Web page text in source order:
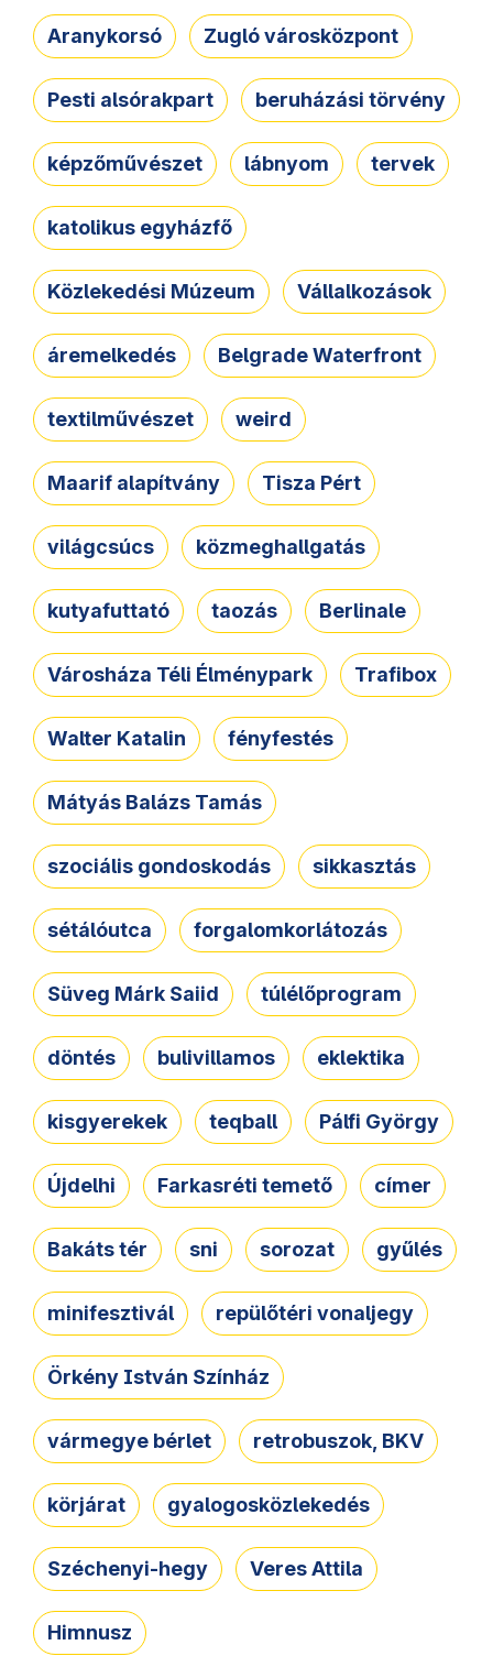
Aranykorsó Zugló városközpont
Pesti alsórakpart beruházási törvény
képzőművészet lábnyom tervek
katolikus egyházfő
Közlekedési Múzeum Vállalkozások
áremelkedés Belgrade Waterfront
textilművészet weird
Maarif alapítvány Tisza Pért
világcsúcs közmeghallgatás
kutyafuttató taozás Berlinale
Városháza Téli Élménypark Trafibox
Walter Katalin fényfestés
Mátyás Balázs Tamás
szociális gondoskodás sikkasztás
sétálóutca forgalomkorlátozás
Süveg Márk Saiid túlélőprogram
döntés bulivillamos eklektika
kisgyerekek teqball Pálfi György
Újdelhi Farkasréti temető címer
Bakáts tér sni sorozat gyűlés
minifesztivál repülőtéri vonaljegy
Örkény István Színház
vármegye bérlet retrobuszok, BKV
körjárat gyalogosközlekedés
Széchenyi-hegy Veres Attila
Himnusz